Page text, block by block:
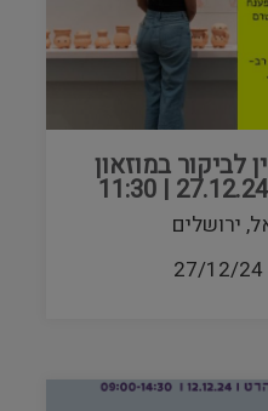
לביקור במוזאון
ירושלים
27/12/24